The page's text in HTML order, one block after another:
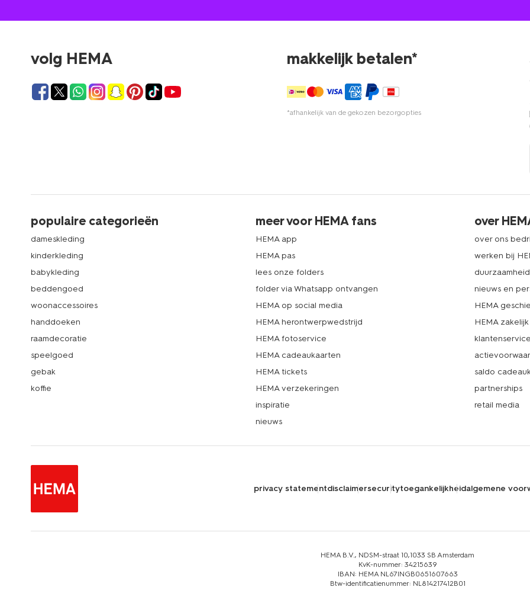
volg HEMA makkelijk betalen*
*afhankelijk van de gekozen bezorgopties
populaire categorieën
dameskleding
kinderkleding
babykleding
beddengoed
woonaccessoires
handdoeken
raamdecoratie
speelgoed
gebak
koffie
meer voor HEMA fans
HEMA app
HEMA pas
lees onze folders
folder via Whatsapp ontvangen
HEMA op social media
HEMA herontwerpwedstrijd
HEMA fotoservice
HEMA cadeaukaarten
HEMA tickets
HEMA verzekeringen
inspiratie
nieuws
over
over ons
werken bij
duurzaamheid
nieuws en
HEMA
HEMA zakelijk
klantenservice
saldo
partnerships
retail media
privacy statementdisclaimersecuritytoegankelijkheidalgemene
HEMA B.V., NDSM-straat 10,1033 SB Amsterdam
KvK-nummer: 34215639
IBAN: HEMA NL67INGB0651607663
Btw-identificatienummer: NL814217412B01